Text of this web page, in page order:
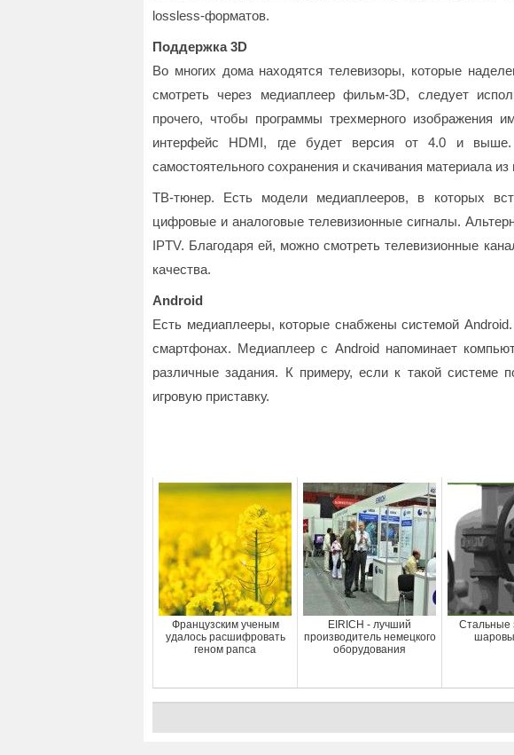
lossless-форматов.
Поддержка 3D
Во многих дома находятся телевизоры, которые
смотреть через медиаплеер фильм-3D, следует
прочего, чтобы программы трехмерного изображения
интерфейс HDMI, где будет версия от 4.0 и выше.
самостоятельного сохранения и скачивания материала из
ТВ-тюнер. Есть модели медиаплееров, в которых
цифровые и аналоговые телевизионные сигналы.
IPTV. Благодаря ей, можно смотреть телевизионные
качества.
Android
Есть медиаплееры, которые снабжены системой
смартфонах. Медиаплеер с Android напоминает
различные задания. К примеру, если к такой системе
игровую приставку.
Французским ученым
удалось расшифровать
геном рапса
EIRICH - лучший
производитель немецкого
оборудования
Стальные